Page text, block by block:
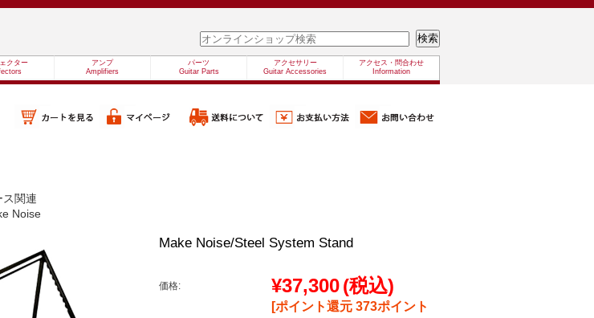
クター
アンプ
Amplifiers
パーツ
Guitar Parts
アクセサリー
Guitar Accessories
アクセス・問合わせ
Information
ス関連
Noise
Make Noise/Steel System Stand
価格: ¥37,300(税込)
[ポイント還元 373ポイント